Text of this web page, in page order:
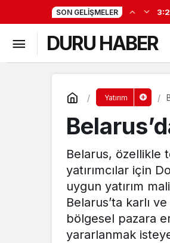
SON GELIŞMELER
DURU HABER
Yatırım
Belarus, özellikle
yatırımcılar için
uygun yatırım
Belarus’ta karlı
bölgesel pazara
yararlanmak